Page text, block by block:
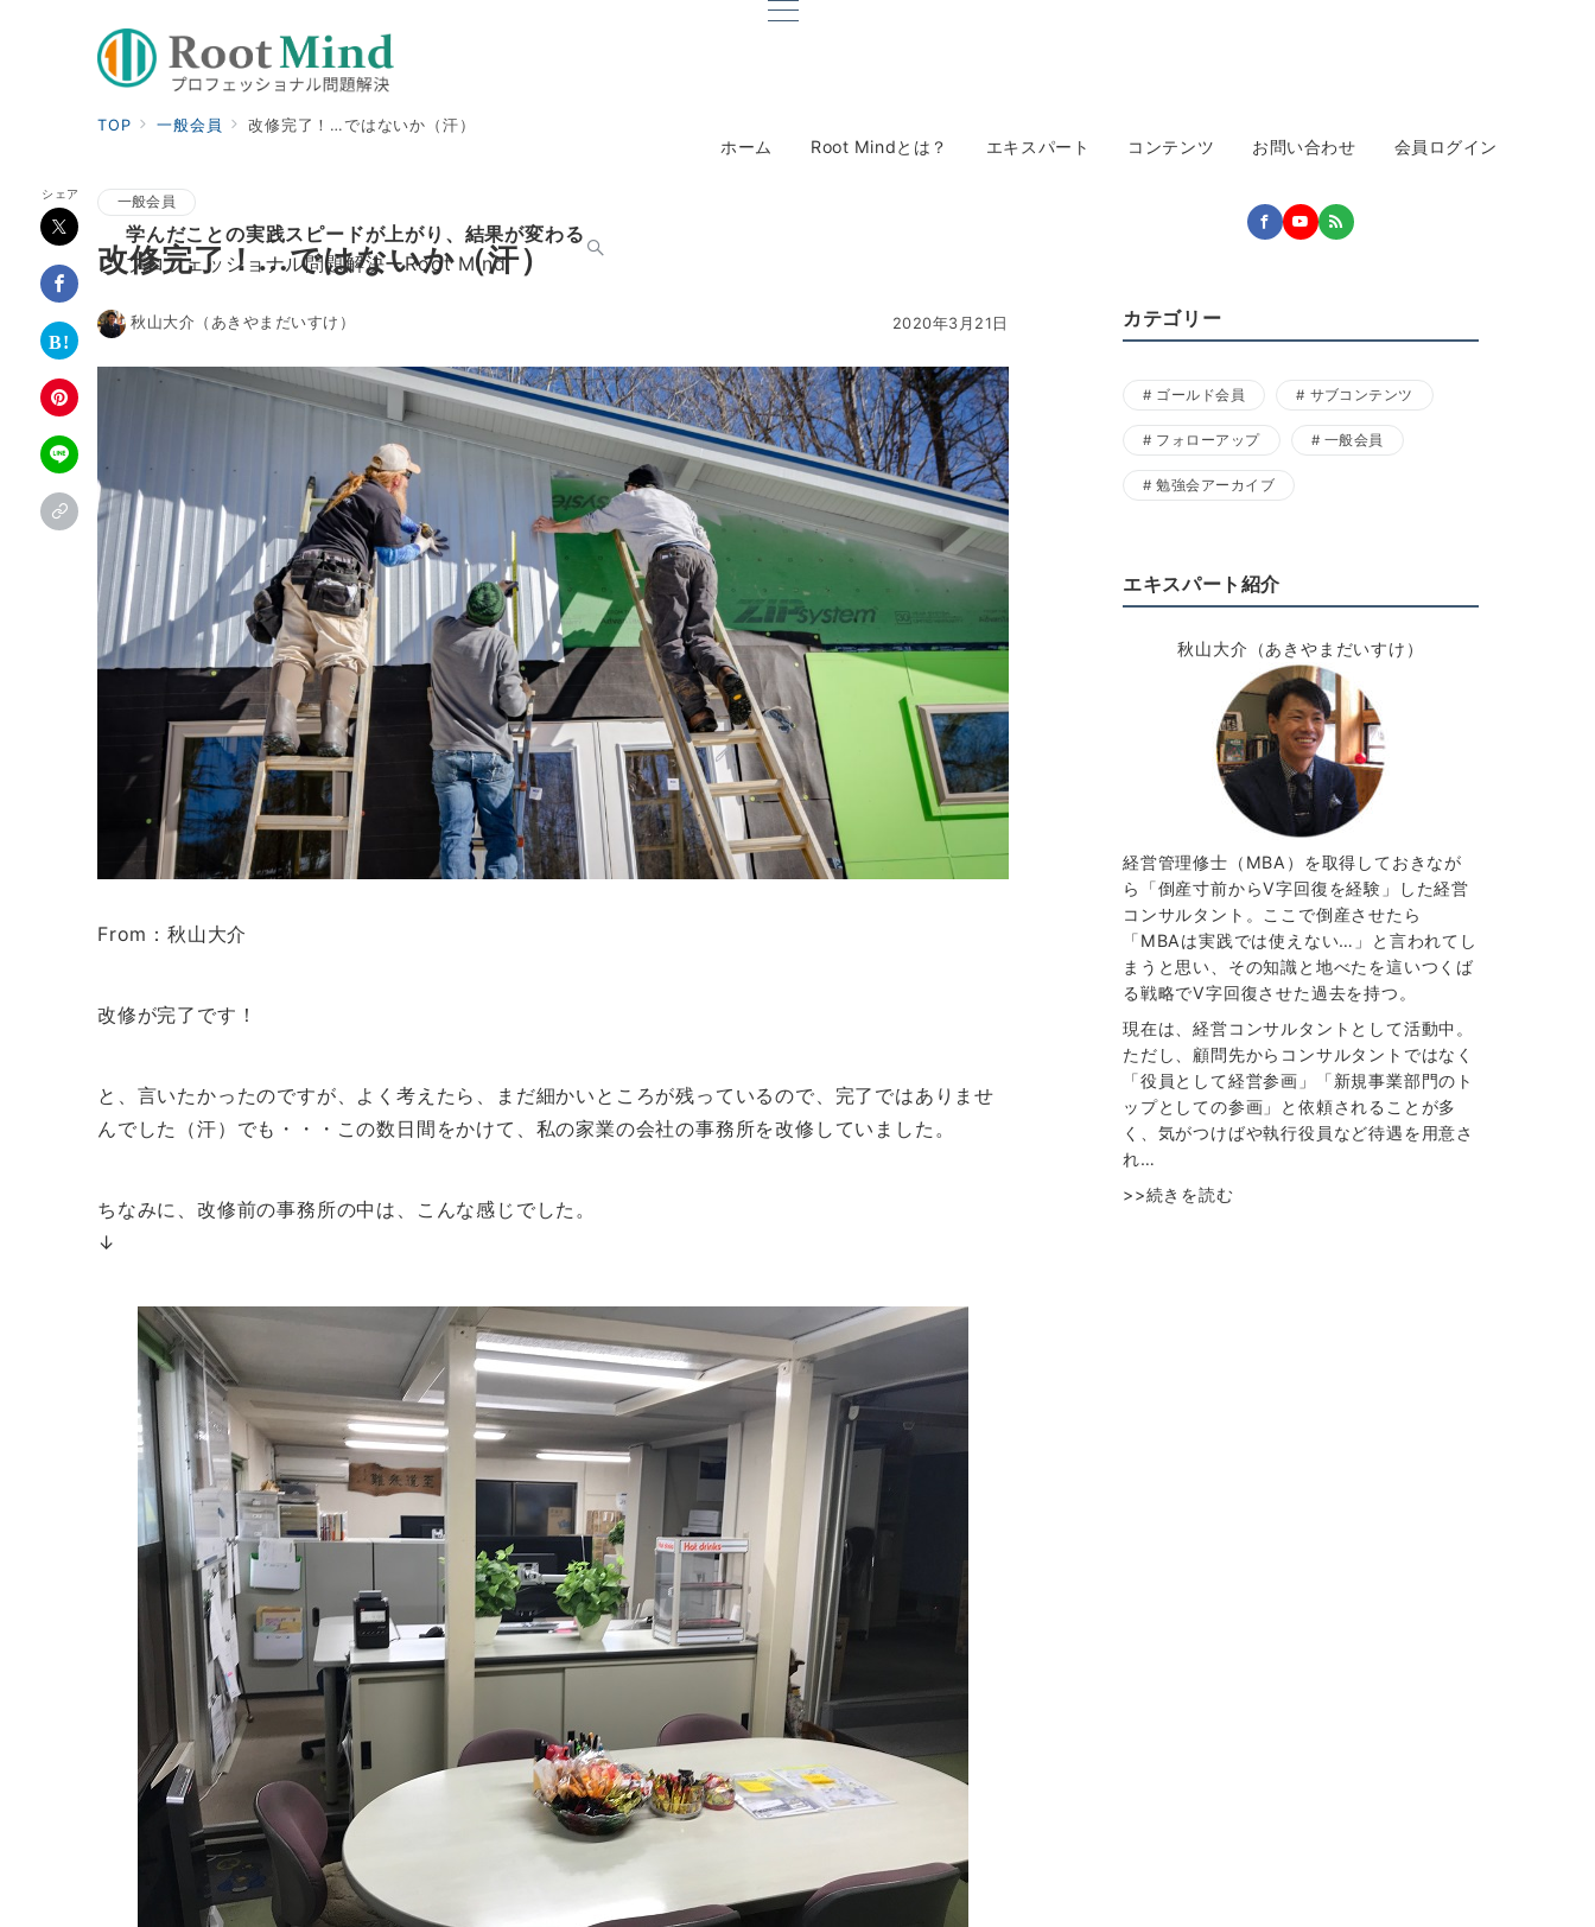
ホーム Root Mindとは？ エキスパート コンテンツ お問い合わせ 会員ログイン
学んだことの実践スピードが上がり、結果が変わる
プロフェッショナル問題解決ーRoot Mind
TOP 一般会員 改修完了！…ではないか（汗）
シェア 一般会員
改修完了！…ではないか（汗）
2020年3月21日
秋山大介（あきやまだいすけ）
From：秋山大介
改修が完了です！
と、言いたかったのですが、よく考えたら、まだ細かいところが残っているので、完了ではありませ
んでした（汗）でも・・・この数日間をかけて、私の家業の会社の事務所を改修していました。
ちなみに、改修前の事務所の中は、こんな感じでした。
↓
カテゴリー
ゴールド会員 サブコンテンツ
フォローアップ 一般会員
勉強会アーカイブ
エキスパート紹介
秋山大介（あきやまだいすけ）
経営管理修士（MBA）を取得しておきなが
ら「倒産寸前からV字回復を経験」した経営
コンサルタント。ここで倒産させたら
「MBAは実践では使えない…」と言われてし
まうと思い、その知識と地べたを這いつくば
る戦略でV字回復させた過去を持つ。
現在は、経営コンサルタントとして活動中。
ただし、顧問先からコンサルタントではなく
「役員として経営参画」「新規事業部門のト
ップとしての参画」と依頼されることが多
く、気がつけばや執行役員など待遇を用意さ
れ…
>>続きを読む